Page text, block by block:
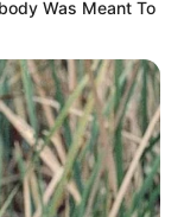
Youtube
de
de festas,
Was Meant To